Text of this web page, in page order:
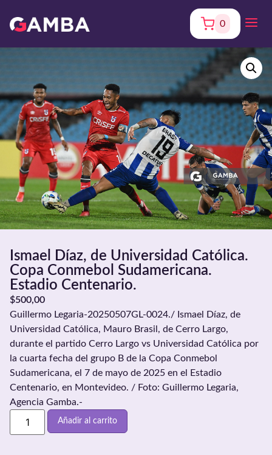
0
Ismael Díaz, de Universidad Católica.
Copa Conmebol Sudamericana.
Estadio Centenario.
$500,00
Guillermo Legaria-20250507GL-0024./ Ismael Díaz, de
Universidad Católica, Mauro Brasil, de Cerro Largo,
durante el partido Cerro Largo vs Universidad Católica por
la cuarta fecha del grupo B de la Copa Conmebol
Sudamericana, el 7 de mayo de 2025 en el Estadio
Centenario, en Montevideo. / Foto: Guillermo Legaria,
Agencia Gamba.-
Añadir al carrito